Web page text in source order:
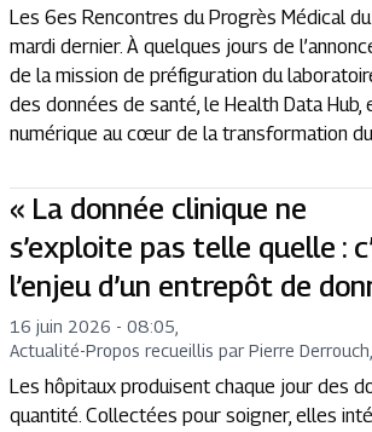
Les 6es Rencontres du Progrès Médical
mardi dernier. À quelques jours de
de la mission de préfiguration du
des données de santé, le Health Data
numérique au cœur de la transformation
« La donnée clinique ne
s’exploite pas telle quelle :
l’enjeu d’un entrepôt de
16 juin 2026 - 08:05
Actualité-Propos recueillis par Pierre Derrouch,
Les hôpitaux produisent chaque jour des
quantité. Collectées pour soigner, elles